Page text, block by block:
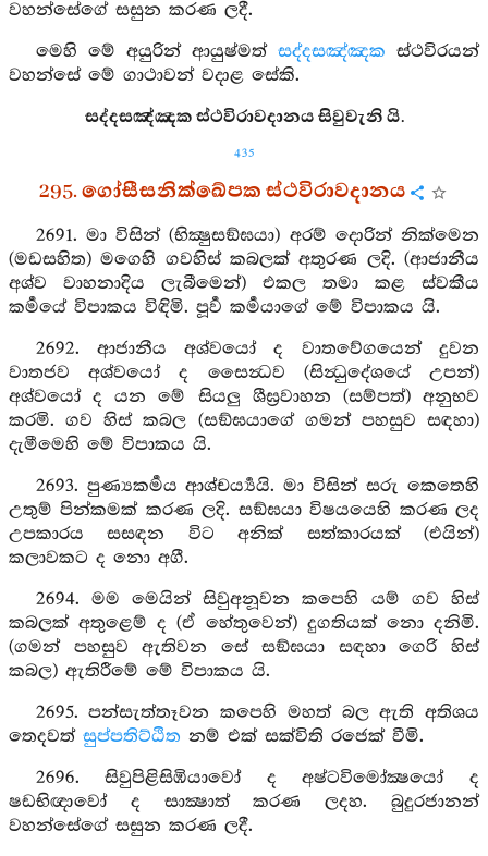
වහන්සේගේ සසුන කරණ ලදී.
මෙහි මේ අයුරින් ආයුෂ්මත් සද්දසඤ්ඤක ස්ථවිරයන්
වහන්සේ මේ ගාථාවන් වදාළ සේකි.
සද්දසඤ්ඤක ස්ථවිරාවදානය සිවුවැනි යි.
435
295. ගෝසීසනික්ඛේපක ස්ථවිරාවදානය
2691. මා විසින් (භික්‍ෂුසඞ්ඝයා) අරම් දොරින් නික්මෙන
(මඩසහිත) මගෙහි ගවහිස් කබලක් අතුරණ ලදි. (ආජානීය
අශ්ව වාහනාදිය ලැබීමෙන්) එකල තමා කළ ස්වකීය
කර්‍මයේ විපාකය විඳිමි. පූර්‍ව කර්‍මයාගේ මේ විපාකය යි.
2692. ආජානීය අශ්වයෝ ද වාතවේගයෙන් දුවන
වාතජව අශ්වයෝ ද සෛන්‍ධව (සින්‍ධුදේශයේ උපන්)
අශ්වයෝ ද යන මේ සියලු ශීඝ්‍රවාහන (සම්පත්) අනුභව
කරමි. ගව හිස් කබල (සඞ්ඝයාගේ ගමන් පහසුව සඳහා)
දැමීමෙහි මේ විපාකය යි.
2693. පුණ්‍යකර්‍මය ආශ්චර්‍ය්‍යයි. මා විසින් සරු කෙතෙහි
උතුම් පින්කමක් කරණ ලදි. සඞ්ඝයා විෂයයෙහි කරණ ලද
උපකාරය සසඳන විට අනික් සත්කාරයක් (එයින්)
කලාවකට ද නො අගී.
2694. මම මෙයින් සිවුඅනූවන කපෙහි යම් ගව හිස්
කබලක් අතුළෙම් ද (ඒ හේතුවෙන්) දුගතියක් නො දනිමි.
(ගමන් පහසුව ඇතිවන සේ සඞ්ඝයා සඳහා ගෙරි හිස්
කබල) ඇතිරීමේ මේ විපාකය යි.
2695. පන්සැත්තෑවන කපෙහි මහත් බල ඇති අතිශය
තෙදවත් සුප්පතිට්ඨිත නම් එක් සක්විති රජෙක් වීමි.
2696. සිවුපිළිසිඹියාවෝ ද අෂ්ටවිමෝක්‍ෂයෝ ද
ෂඩභිඥාවෝ ද සාක්‍ෂාත් කරණ ලදහ. බුදුරජානන්
වහන්සේගේ සසුන කරණ ලදී.